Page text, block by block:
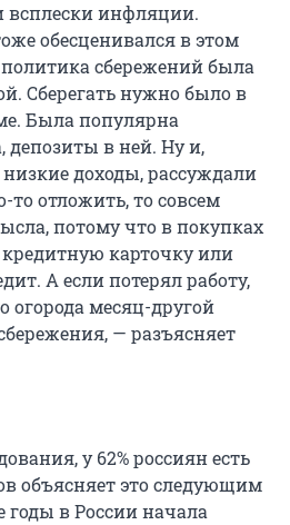
всплески инфляции.
обесценивался в этом
политика сбережений была
Сберегать нужно было в
Была популярна
депозиты в ней. Ну и,
доходы, рассуждали
отложить, то совсем
потому что в покупках
карточку или
А если потерял работу,
огорода месяц-другой
— разъясняет
у 62% россиян есть
объясняет это следующим
годы в России начала